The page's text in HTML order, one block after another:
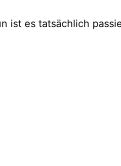
ist es tatsächlich